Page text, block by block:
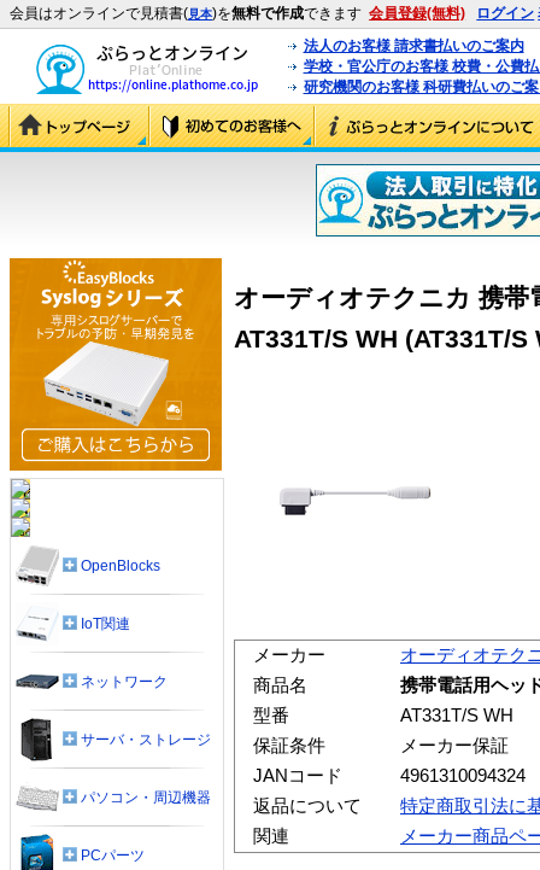
会員はオンラインで見積書(見本)を無料で作成できます 会員登録(無料) ログイン
法人のお客様 請求書払いのご案内
学校・官公庁のお客様 校費・公費
研究機関のお客様 科研費払いのご
オーディオテクニカ 携
AT331T/S WH (AT331T/S
メーカー
オーディオテク
商品名
携帯電話用ヘッ
型番
AT331T/S WH
保証条件
メーカー保証
JANコード
4961310094324
返品について
特定商取引法に
関連
メーカー商品ペ
OpenBlocks
IoT関連
ネットワーク
サーバ・ストレージ
パソコン・周辺機器
PCパーツ